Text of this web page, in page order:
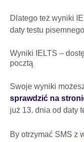
Dlatego też wyniki
daty testu
Wyniki IELTS –
pocztą
Swoje wyniki
sprawdzić na
już 13. dnia od daty
By otrzymać SMS z